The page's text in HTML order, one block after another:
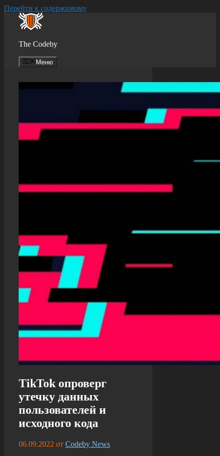
Перейти к содержимому
The Codeby
Меню
TikTok опроверг
утечку данных
пользователей и
исходного кода
06.09.2022 от Codeby News